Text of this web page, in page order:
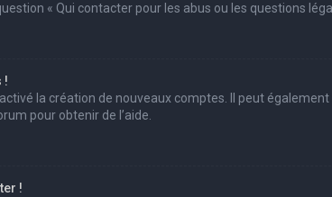
« Qui contacter pour les abus ou les questions
!
la création de nouveaux comptes. Il peut
pour obtenir de l’aide.
!